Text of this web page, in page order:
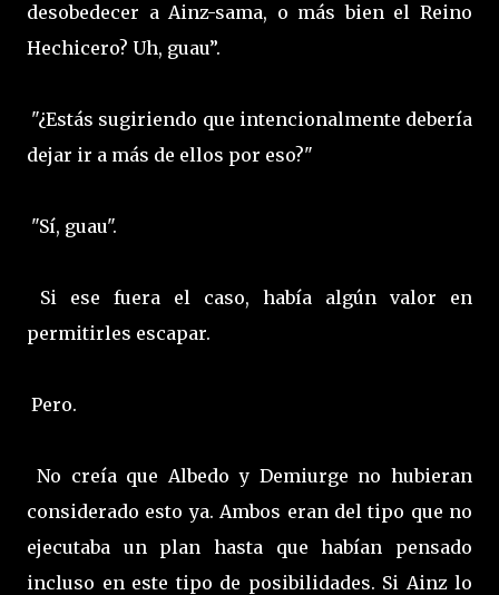
desobedecer a Ainz-sama, o más bien el Reino
Hechicero? Uh, guau”.
"¿Estás sugiriendo que intencionalmente debería
dejar ir a más de ellos por eso?"
"Sí, guau".
Si ese fuera el caso, había algún valor en
permitirles escapar.
Pero.
No creía que Albedo y Demiurge no hubieran
considerado esto ya. Ambos eran del tipo que no
ejecutaba un plan hasta que habían pensado
incluso en este tipo de posibilidades. Si Ainz lo